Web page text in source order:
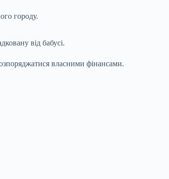
городу.
від бабусі.
власними фінансами.